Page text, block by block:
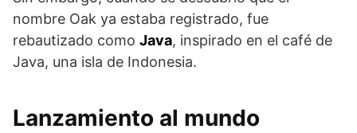
nombre Oak ya estaba registrado, fue
rebautizado como Java, inspirado en el café de
Java, una isla de Indonesia.
Lanzamiento al mundo